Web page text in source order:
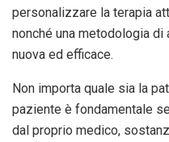
personalizzare la terapia
nonché una metodologia
nuova ed efficace.
Non importa quale sia la
paziente è fondamentale
dal proprio medico,